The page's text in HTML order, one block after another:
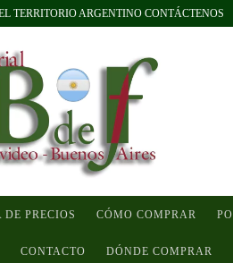
TERRITORIO ARGENTINO CONTÁCTENOS
DE PRECIOS CÓMO COMPRAR
CONTACTO DÓNDE COMPRAR